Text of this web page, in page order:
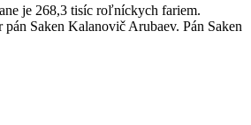
je 268,3 tisíc roľníckych fariem.
Saken Kalanovič Arubaev. Pán Saken